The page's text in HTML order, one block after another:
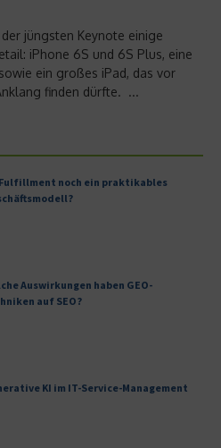
jüngsten Keynote einige
iPhone 6S und 6S Plus, eine
ein großes iPad, das vor
finden dürfte. ...
noch ein praktikables
Auswirkungen haben GEO-
auf SEO?
KI im IT-Service-Management